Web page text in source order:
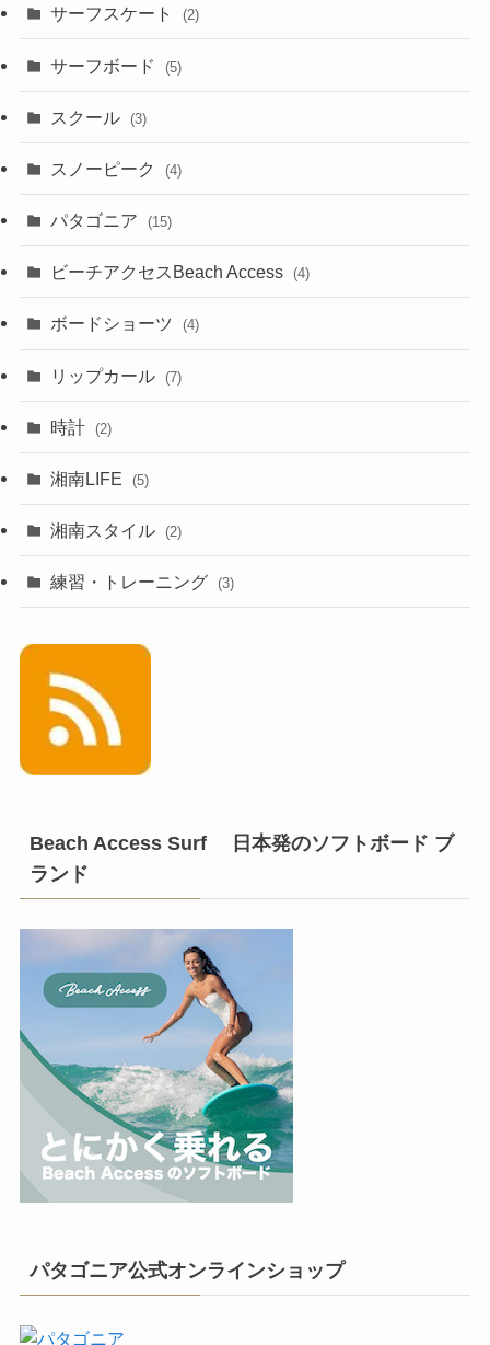
サーフスケート (2)
サーフボード (5)
スクール (3)
スノーピーク (4)
パタゴニア (15)
ビーチアクセスBeach Access (4)
ボードショーツ (4)
リップカール (7)
時計 (2)
湘南LIFE (5)
湘南スタイル (2)
練習・トレーニング (3)
Beach Access Surf 日本発のソフトボード ブ
ランド
パタゴニア公式オンラインショップ